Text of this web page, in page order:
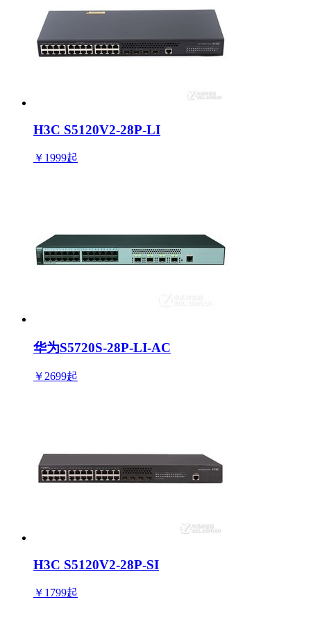
H3C S5120V2-28P-LI
￥1999起
华为S5720S-28P-LI-AC
￥2699起
H3C S5120V2-28P-SI
￥1799起